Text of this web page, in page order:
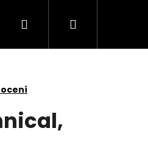
Kontakty
PřihlášeníNákupní